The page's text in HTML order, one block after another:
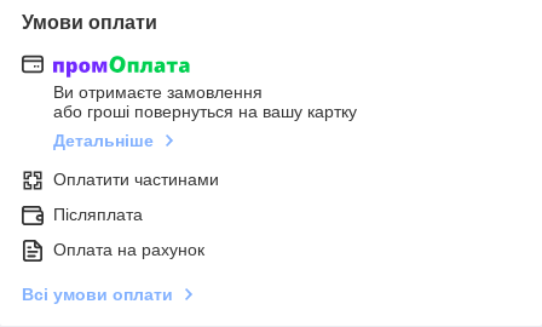
Умови оплати
Ви отримаєте замовлення
або гроші повернуться на вашу картку
Детальніше
Оплатити частинами
Післяплата
Оплата на рахунок
Всі умови оплати